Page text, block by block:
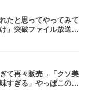
たと思ってやってみて
」突破ファイル放送で
て再々販売→「クソ美
すぎる」やっぱこのク